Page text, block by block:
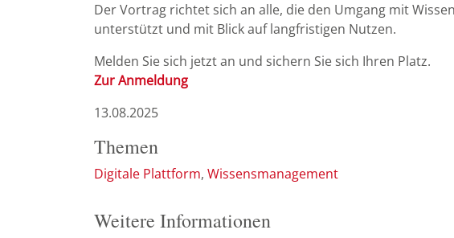
Der Vortrag richtet sich an alle, die den Umgang mit
unterstützt und mit Blick auf langfristigen Nutzen.
Melden Sie sich jetzt an und sichern Sie sich Ihren Platz.
Zur Anmeldung
13.08.2025
Themen
Digitale Plattform Wissensmanagement
Weitere Informationen